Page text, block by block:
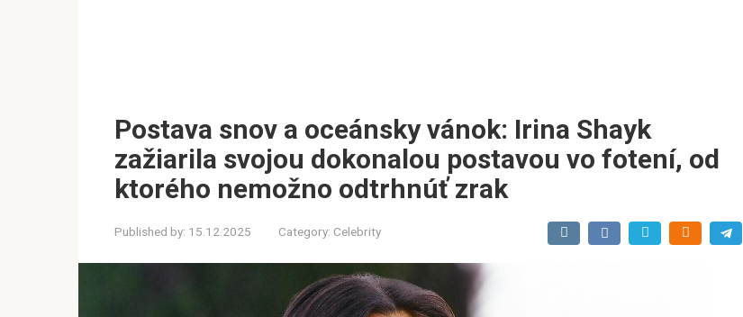
Postava snov a oceánsky vánok: Irina Shayk
zažiarila svojou dokonalou postavou vo fotení, od
ktorého nemožno odtrhnúť zrak
Published by: 15.12.2025 Category: Celebrity